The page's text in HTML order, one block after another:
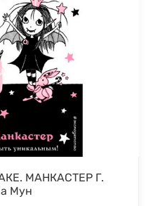
МАНКАСТЕР Г.
Мун